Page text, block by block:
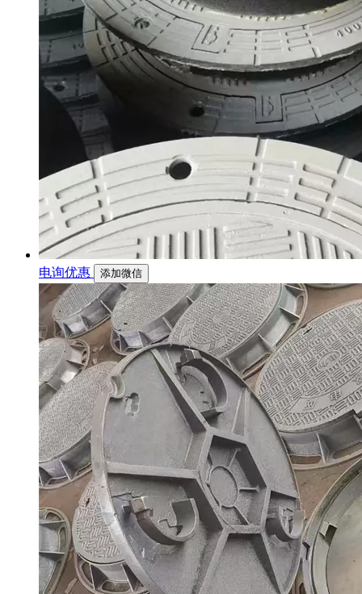
电询优惠 添加微信